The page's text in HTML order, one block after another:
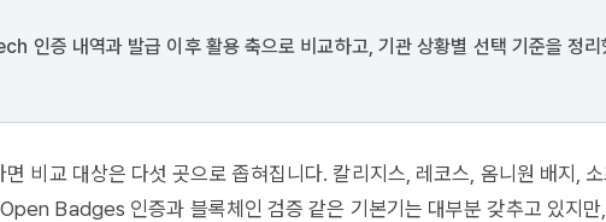
인증 내역과 발급 이후 활용 축으로 비교하고, 기관 상황별 선택 기준을 정리
비교 대상은 다섯 곳으로 좁혀집니다. 칼리지스, 레코스, 옴니원 배지, 소
Badges 인증과 블록체인 검증 같은 기본기는 대부분 갖추고 있지만,